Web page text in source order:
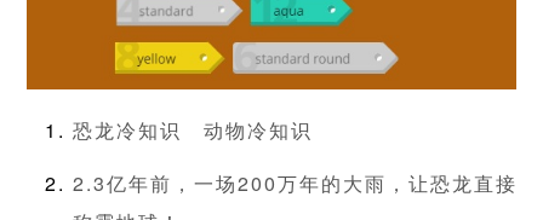
恐龙冷知识
动物冷知识
2.3亿年前，一场200万年的大雨，让恐龙直接